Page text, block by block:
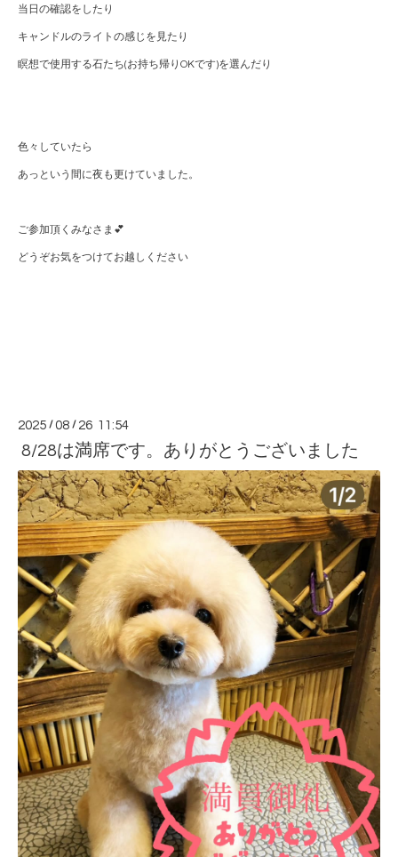
当日の確認をしたり
キャンドルのライトの感じを見たり
瞑想で使用する石たち(お持ち帰りOKです)を選んだり
色々していたら
あっという間に夜も更けていました。
ご参加頂くみなさま💕
どうぞお気をつけてお越しください
2025 /08 / 26 11:54
8/28は満席です。ありがとうございました